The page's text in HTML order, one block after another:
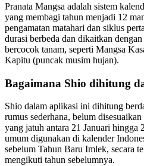
Pranata Mangsa adalah sistem
yang membagi tahun menjadi 12
pengamatan matahari dan siklus
durasi berbeda dan dikaitkan
bercocok tanam, seperti Mangsa
Kapitu (puncak musim hujan).
Bagaimana Shio dihitung
Shio dalam aplikasi ini dihitung
rumus sederhana, belum
yang jatuh antara 21 Januari hingga
umum digunakan di kalender
sebelum Tahun Baru Imlek, secara
mengikuti tahun sebelumnya.